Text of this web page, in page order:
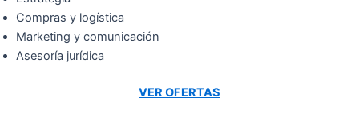
Compras y logística
Marketing y comunicación
Asesoría jurídica
VER OFERTAS